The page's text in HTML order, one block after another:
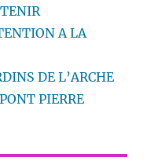
A LA
DE L’ARCHE
PIERRE